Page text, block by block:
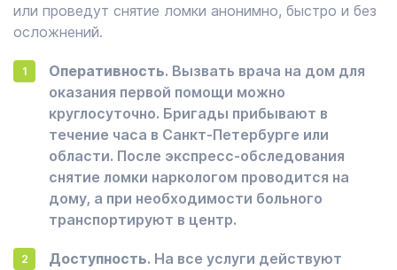
или проведут снятие ломки анонимно, быстро и без
осложнений.
Оперативность. Вызвать врача на дом для
оказания первой помощи можно
круглосуточно. Бригады прибывают в
течение часа в Санкт-Петербурге или
области. После экспресс-обследования
снятие ломки наркологом проводится на
дому, а при необходимости больного
транспортируют в центр.
Доступность. На все услуги действуют